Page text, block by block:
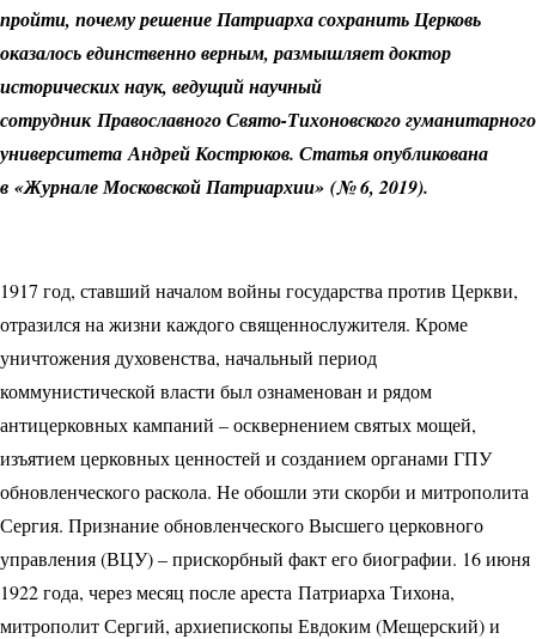
пройти, почему решение Патриарха сохранить Церковь
оказалось единственно верным, размышляет доктор
исторических наук, ведущий научный
сотрудник Православного Свято-Тихоновского гуманитарного
университета Андрей Кострюков. Статья опубликована
в «Журнале Московской Патриархии» (№ 6, 2019).
1917 год, ставший началом войны государства против Церкви,
отразился на жизни каждого священнослужителя. Кроме
уничтожения духовенства, начальный период
коммунистической власти был ознаменован и рядом
антицерковных кампаний – осквернением святых мощей,
изъятием церковных ценностей и созданием органами ГПУ
обновленческого раскола. Не обошли эти скорби и митрополита
Сергия. Признание обновленческого Высшего церковного
управления (ВЦУ) – прискорбный факт его биографии. 16 июня
1922 года, через месяц после ареста Пат­риарха Тихона,
митрополит Сергий, архиепископы Евдоким (Мещерский) и